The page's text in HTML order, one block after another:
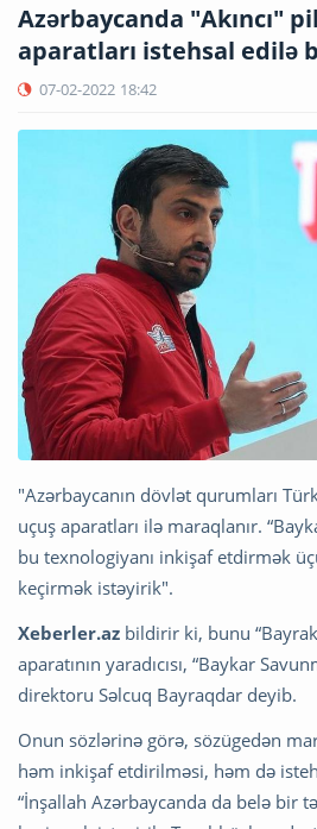
Azərbaycanda "Akıncı"
aparatları istehsal edilə
07-02-2022 18:42
"Azərbaycanın dövlət qurumları
uçuş aparatları ilə maraqlanır.
bu texnologiyanı inkişaf etdirmək
keçirmək istəyirik".
Xeberler.az bildirir ki, bunu
aparatının yaradıcısı, “Baykar
direktoru Səlcuq Bayraqdar deyib.
Onun sözlərinə görə, sözügedən
həm inkişaf etdirilməsi, həm də
“İnşallah Azərbaycanda da belə bir